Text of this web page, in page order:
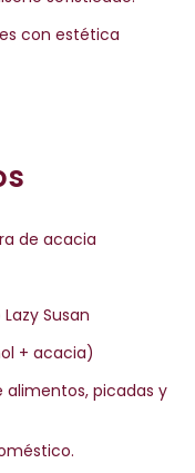
con estética
de acacia
Susan
+ acacia)
alimentos, picadas y